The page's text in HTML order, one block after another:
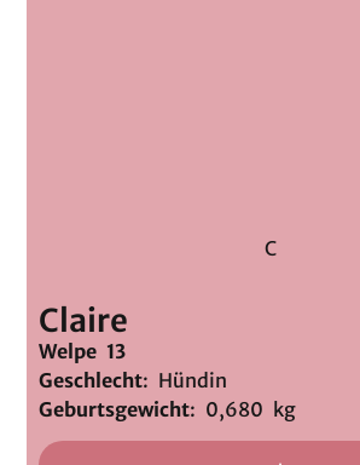
C
Claire
Welpe 13
Geschlecht: Hündin
Geburtsgewicht: 0,680 kg